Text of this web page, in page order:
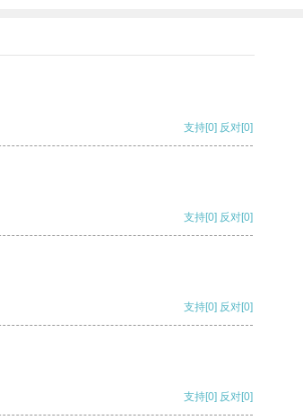
支持[0] 反对[0]
支持[0] 反对[0]
支持[0] 反对[0]
支持[0] 反对[0]